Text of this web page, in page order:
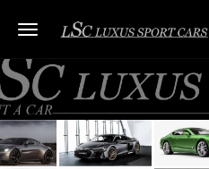
Toggle navigation